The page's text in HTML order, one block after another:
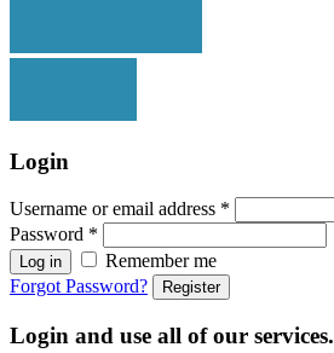
Login
Username or email address *
Password *
Log in
Remember me
Forgot Password?
Register
Login and use all of our services.